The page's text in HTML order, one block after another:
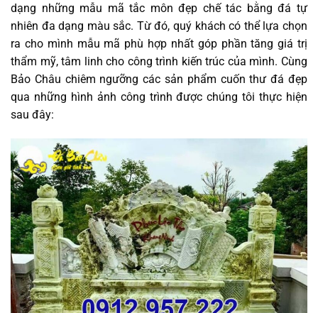
dạng những mẫu mã tắc môn đẹp chế tác bằng đá tự
nhiên đa dạng màu sắc. Từ đó, quý khách có thể lựa chọn
ra cho mình mẫu mã phù hợp nhất góp phần tăng giá trị
thẩm mỹ, tâm linh cho công trình kiến trúc của mình. Cùng
Bảo Châu chiêm ngưỡng các sản phẩm cuốn thư đá đẹp
qua những hình ảnh công trình được chúng tôi thực hiện
sau đây: